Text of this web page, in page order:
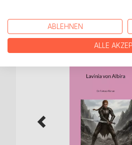
WEITERE
ABLEHNEN
ALLE